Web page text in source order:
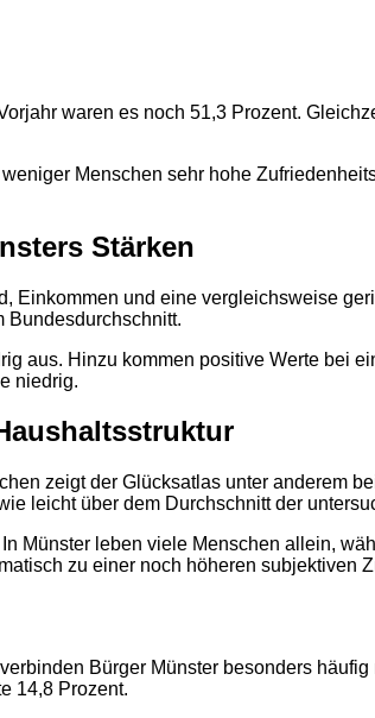
waren es noch 51,3 Prozent.
Menschen sehr hohe
Stärken
Einkommen und eine vergleichsweise
Bundesdurchschnitt.
aus. Hinzu kommen positive Werte bei
niedrig.
zeigt der Glücksatlas unter anderem
leicht über dem Durchschnitt der
Münster leben viele Menschen allein,
zu einer noch höheren subjektiven
Bürger Münster besonders
14,8 Prozent.